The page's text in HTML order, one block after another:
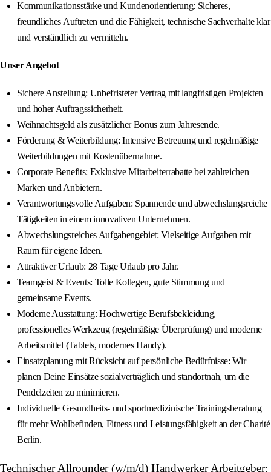
Kommunikationsstärke und Kundenorientierung: Sicheres,
freundliches Auftreten und die Fähigkeit, technische Sachverhalte klar
und verständlich zu vermitteln.
Unser Angebot
Sichere Anstellung: Unbefristeter Vertrag mit langfristigen Projekten
und hoher Auftragssicherheit.
Weihnachtsgeld als zusätzlicher Bonus zum Jahresende.
Förderung & Weiterbildung: Intensive Betreuung und regelmäßige
Weiterbildungen mit Kostenübernahme.
Corporate Benefits: Exklusive Mitarbeiterrabatte bei zahlreichen
Marken und Anbietern.
Verantwortungsvolle Aufgaben: Spannende und abwechslungsreiche
Tätigkeiten in einem innovativen Unternehmen.
Abwechslungsreiches Aufgabengebiet: Vielseitige Aufgaben mit
Raum für eigene Ideen.
Attraktiver Urlaub: 28 Tage Urlaub pro Jahr.
Teamgeist & Events: Tolle Kollegen, gute Stimmung und
gemeinsame Events.
Moderne Ausstattung: Hochwertige Berufsbekleidung,
professionelles Werkzeug (regelmäßige Überprüfung) und moderne
Arbeitsmittel (Tablets, modernes Handy).
Einsatzplanung mit Rücksicht auf persönliche Bedürfnisse: Wir
planen Deine Einsätze sozialverträglich und standortnah, um die
Pendelzeiten zu minimieren.
Individuelle Gesundheits- und sportmedizinische Trainingsberatung
für mehr Wohlbefinden, Fitness und Leistungsfähigkeit an der Charité
Berlin.
Technischer Allrounder (w/m/d) Handwerker Arbeitgeber: